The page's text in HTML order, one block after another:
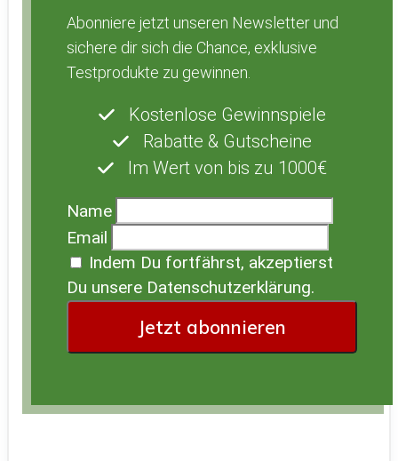
Abonniere jetzt unseren Newsletter und
sichere dir sich die Chance, exklusive
Testprodukte zu gewinnen.
Kostenlose Gewinnspiele
Rabatte & Gutscheine
Im Wert von bis zu 1000€
Name
Email
Indem Du fortfährst, akzeptierst
Du unsere Datenschutzerklärung.